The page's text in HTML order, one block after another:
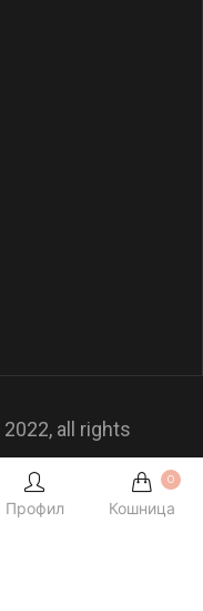
2022, all rights
Профил
0
Кошница